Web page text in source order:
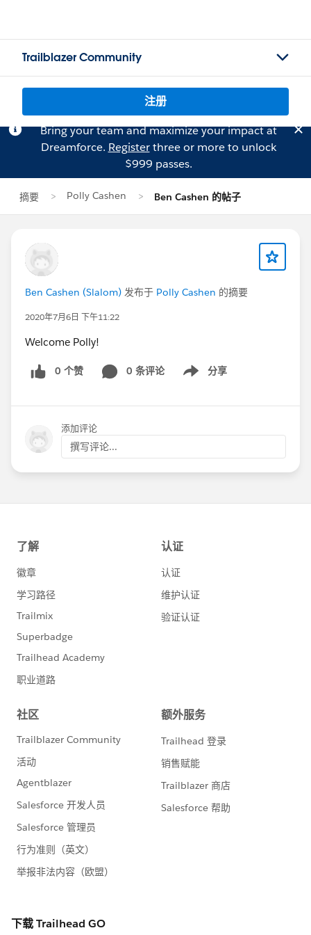
Trailblazer Community
注册
Bring your team and maximize your impact at
Dreamforce. Registerthree or more to unlock
$999 passes.
摘要 Polly Cashen Ben Cashen 的帖子
Ben Cashen (Slalom) 发布于 Polly Cashen 的摘要
2020年7月6日 下午11:22
Welcome Polly!
0 个赞 0 条评论 分享
Show menu
添加评论
撰写评论...